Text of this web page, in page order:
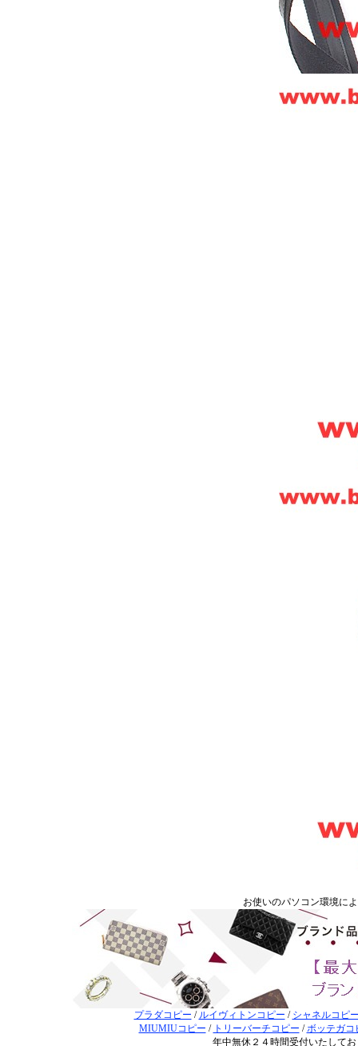
お使いのパソコン環境に
プラダコピー / ルイヴィトンコピー / シャネルコピ
MIUMIUコピー / トリーバーチコピー /ボッテガコ
年中無休２４時間受付いたして